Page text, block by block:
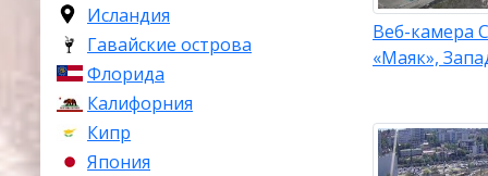
Исландия
Гавайские острова
Флорида
Калифорния
Кипр
Япония
сентябрь.
Самый
Главный
делает
Веб-камера
«Маяк»,